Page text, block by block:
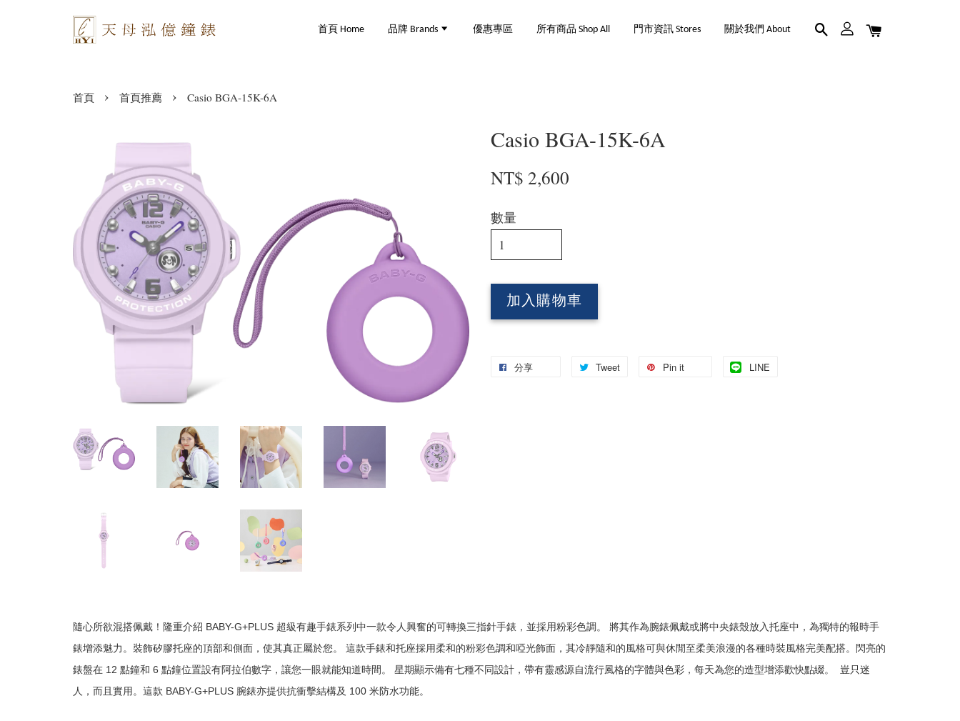
首頁 Home 品牌 Brands 優惠專區 所有商品 Shop All 門市資訊 Stores 關於我們 About
首頁 › 首頁推薦 › Casio BGA-15K-6A
Casio BGA-15K-6A
NT$ 2,600
數量
加入購物車
分享 Tweet Pin it LINE
隨心所欲混搭佩戴！隆重介紹 BABY-G+PLUS 超級有趣手錶系列中一款令人興奮的可轉換三指針手錶，並採用粉彩色調。 將其作為腕錶佩戴或將中央錶殼放入托座中，為獨特的報時手
錶增添魅力。裝飾矽膠托座的頂部和側面，使其真正屬於您。 這款手錶和托座採用柔和的粉彩色調和啞光飾面，其冷靜隨和的風格可與休閒至柔美浪漫的各種時裝風格完美配搭。閃亮的
錶盤在 12 點鐘和 6 點鐘位置設有阿拉伯數字，讓您一眼就能知道時間。 星期顯示備有七種不同設計，帶有靈感源自流行風格的字體與色彩，每天為您的造型增添歡快點綴。  豈只迷
人，而且實用。這款 BABY-G+PLUS 腕錶亦提供抗衝擊結構及 100 米防水功能。